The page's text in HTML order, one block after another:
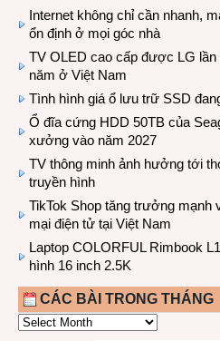
Internet không chỉ cần nhanh,
ổn định ở mọi góc nhà
TV OLED cao cấp được LG lần
năm ở Việt Nam
Tình hình giá ổ lưu trữ SSD
Ổ đĩa cứng HDD 50TB của
xưởng vào năm 2027
TV thông minh ảnh hưởng tới
truyền hình
TikTok Shop tăng trưởng mạnh
mại điện tử tại Việt Nam
Laptop COLORFUL Rimbook
hình 16 inch 2.5K
CÁC BÀI TRONG THÁNG
CÁC